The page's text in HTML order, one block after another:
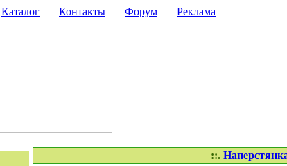
Каталог Контакты Форум
Реклама
::.